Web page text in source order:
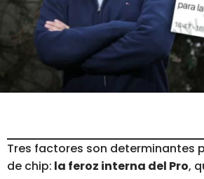
Tres factores son determinantes
de chip: la feroz interna del Pro,